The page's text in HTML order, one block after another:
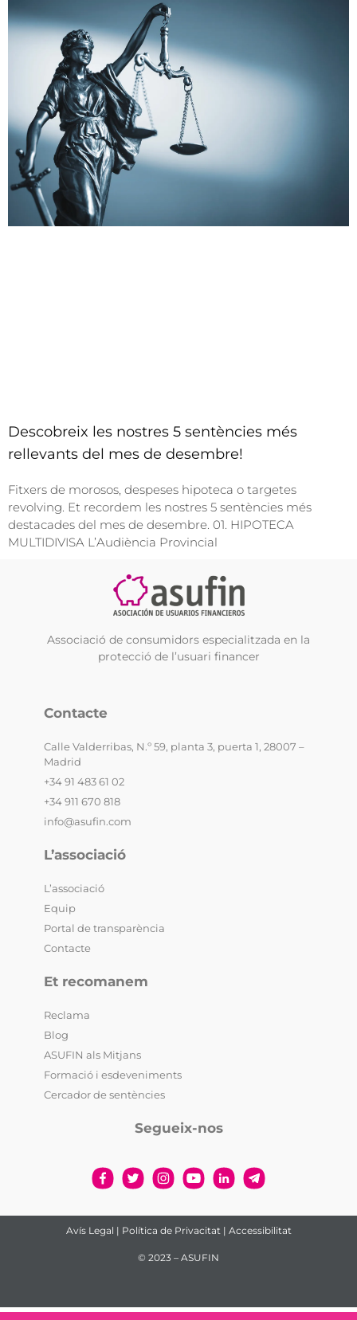
Descobreix les nostres 5 sentències més
rellevants del mes de desembre!
Fitxers de morosos, despeses hipoteca o targetes
revolving. Et recordem les nostres 5 sentències més
destacades del mes de desembre. 01. HIPOTECA
MULTIDIVISA L’Audiència Provincial
Associació de consumidors especialitzada en la
protecció de l’usuari financer
Contacte
Calle Valderribas, N.º 59, planta 3, puerta 1, 28007 –
Madrid
+34 91 483 61 02
+34 911 670 818
info@asufin.com
L’associació
L’associació
Equip
Portal de transparència
Contacte
Et recomanem
Reclama
Blog
ASUFIN als Mitjans
Formació i esdeveniments
Cercador de sentències
Segueix-nos
Avís Legal | Política de Privacitat| Accessibilitat
© 2023 – ASUFIN